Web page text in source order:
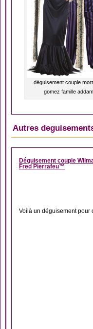
déguisement couple
gomez famille
Autres
Déguisement couple
Fred Pierrafeu™
Voilà un déguisement pour